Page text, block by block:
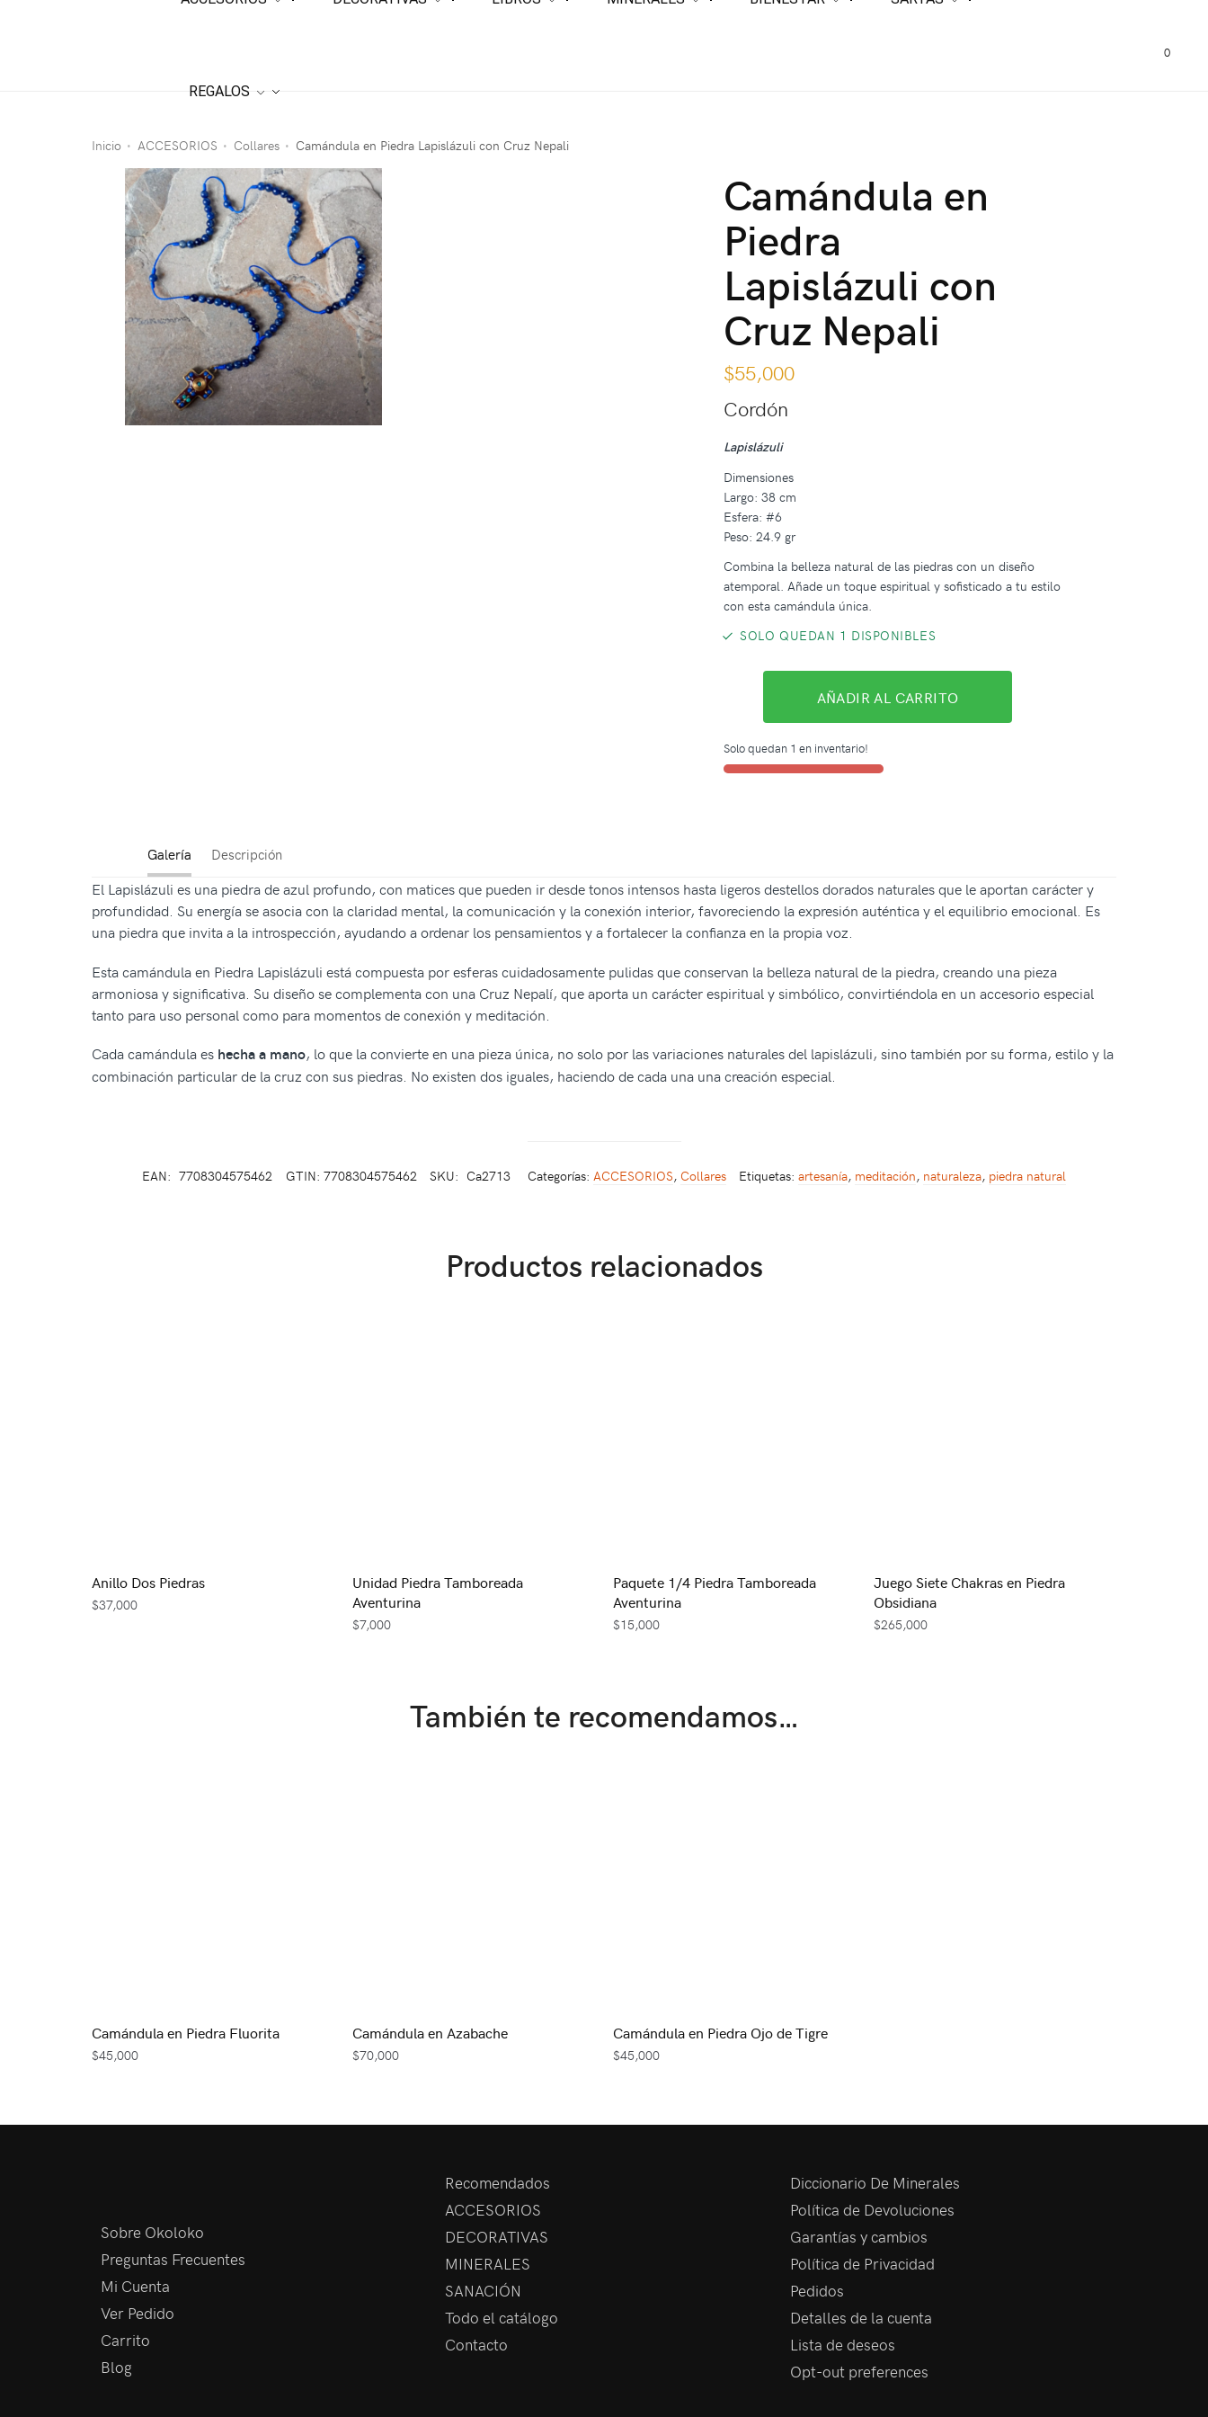
REGALOS
0
Inicio • ACCESORIOS • Collares • Camándula en Piedra Lapislázuli con Cruz Nepali
Camándula en
Piedra
Lapislázuli con
Cruz Nepali
$55,000
Cordón
Lapislázuli
Dimensiones
Largo: 38 cm
Esfera: #6
Peso: 24.9 gr
Combina la belleza natural de las piedras con un diseño
atemporal. Añade un toque espiritual y sofisticado a tu estilo
con esta camándula única.
SOLO QUEDAN 1 DISPONIBLES
AÑADIR AL CARRITO
Solo quedan 1 en inventario!
Galería Descripción
El Lapislázuli es una piedra de azul profundo, con matices que pueden ir desde tonos intensos hasta ligeros destellos dorados naturales que le aportan carácter y
profundidad. Su energía se asocia con la claridad mental, la comunicación y la conexión interior, favoreciendo la expresión auténtica y el equilibrio emocional. Es
una piedra que invita a la introspección, ayudando a ordenar los pensamientos y a fortalecer la confianza en la propia voz.
Esta camándula en Piedra Lapislázuli está compuesta por esferas cuidadosamente pulidas que conservan la belleza natural de la piedra, creando una pieza
armoniosa y significativa. Su diseño se complementa con una Cruz Nepalí, que aporta un carácter espiritual y simbólico, convirtiéndola en un accesorio especial
tanto para uso personal como para momentos de conexión y meditación.
Cada camándula es hecha a mano, lo que la convierte en una pieza única, no solo por las variaciones naturales del lapislázuli, sino también por su forma, estilo y la
combinación particular de la cruz con sus piedras. No existen dos iguales, haciendo de cada una una creación especial.
EAN: 7708304575462 GTIN: 7708304575462 SKU: Ca2713 Categorías: ACCESORIOS, Collares Etiquetas: artesanía, meditación, naturaleza, piedra natural
Productos relacionados
Anillo Dos Piedras
$37,000
Unidad Piedra Tamboreada
Aventurina
$7,000
Paquete 1/4 Piedra Tamboreada
Aventurina
$15,000
Juego Siete Chakras en Piedra
Obsidiana
$265,000
También te recomendamos…
Camándula en Piedra Fluorita
$45,000
Camándula en Azabache
$70,000
Camándula en Piedra Ojo de Tigre
$45,000
Sobre Okoloko
Preguntas Frecuentes
Mi Cuenta
Ver Pedido
Carrito
Blog
Recomendados
ACCESORIOS
DECORATIVAS
MINERALES
SANACIÓN
Todo el catálogo
Contacto
Diccionario De Minerales
Política de Devoluciones
Garantías y cambios
Política de Privacidad
Pedidos
Detalles de la cuenta
Lista de deseos
Opt-out preferences